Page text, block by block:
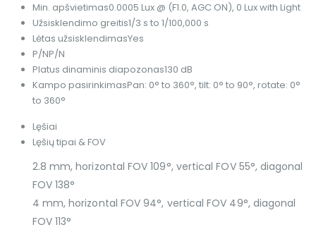
Min. apšvietimas0.0005 Lux @ (F1.0, AGC ON), 0 Lux with Light
Užsisklendimo greitis1/3 s to 1/100,000 s
Lėtas užsisklendimasYes
P/NP/N
Platus dinaminis diapozonas130 dB
Kampo pasirinkimasPan: 0° to 360°, tilt: 0° to 90°, rotate: 0°
to 360°
Lęšiai
Lęšių tipai & FOV
2.8 mm, horizontal FOV 109°, vertical FOV 55°, diagonal
FOV 138°
4 mm, horizontal FOV 94°, vertical FOV 49°, diagonal
FOV 113°